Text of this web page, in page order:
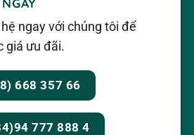
âm: Bộ phận này được sử
siêu âm phản xạ từ bề mặt
sử dụng các tinh thể
đổi sóng siêu âm thành
là bộ phận chịu trách nhiệm
ngay với chúng tôi để
giá ưu đãi.
668 357 66
777 888 4